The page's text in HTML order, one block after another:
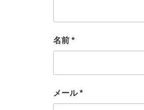
名前 *
メール*